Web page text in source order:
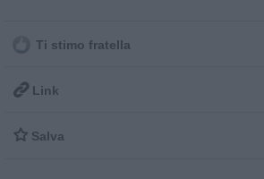
Ti stimo fratella
 Link
 Salva